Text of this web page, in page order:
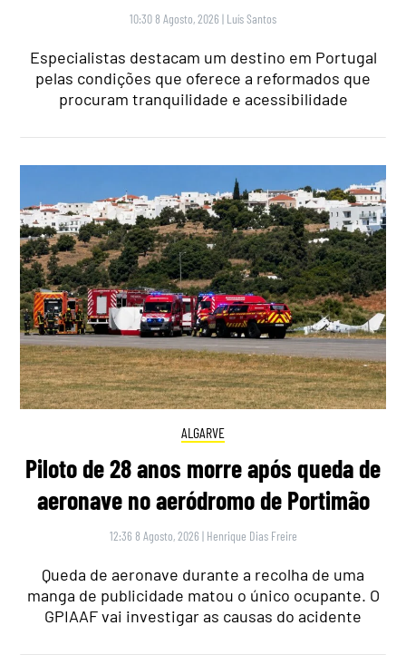
10:30 8 Agosto, 2026 | Luís Santos
Especialistas destacam um destino em Portugal
pelas condições que oferece a reformados que
procuram tranquilidade e acessibilidade
ALGARVE
Piloto de 28 anos morre após queda de
aeronave no aeródromo de Portimão
12:36 8 Agosto, 2026 | Henrique Dias Freire
Queda de aeronave durante a recolha de uma
manga de publicidade matou o único ocupante. O
GPIAAF vai investigar as causas do acidente